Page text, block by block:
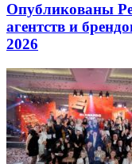
Опубликованы
агентств и
2026